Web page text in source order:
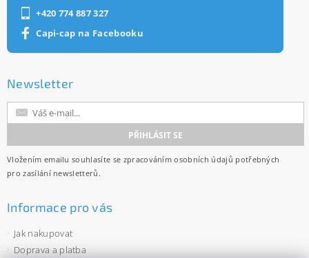
+420 774 887 327
Capi-cap na Facebooku
Newsletter
Vložením emailu souhlasíte se zpracováním osobních údajů potřebných
pro zasílání newsletterů.
Informace pro vás
Jak nakupovat
Doprava a platba